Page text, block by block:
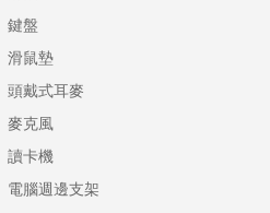
鍵盤
滑鼠墊
頭戴式耳麥
麥克風
讀卡機
電腦週邊支架